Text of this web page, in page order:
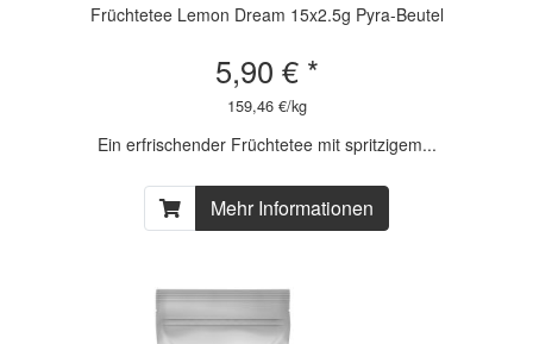
Früchtetee Lemon Dream 15x2.5g Pyra-Beutel
5,90 € *
159,46 €/kg
Ein erfrischender Früchtetee mit spritzigem...
Mehr Informationen